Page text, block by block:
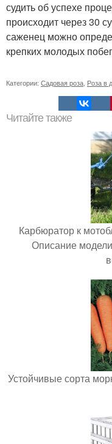
судить об успехе
происходит через 30
саженец можно
крепких молодых
Категории: Садовая роза Роза в
Читайте также
Карбюратор к
Описание
Устойчивые сорта